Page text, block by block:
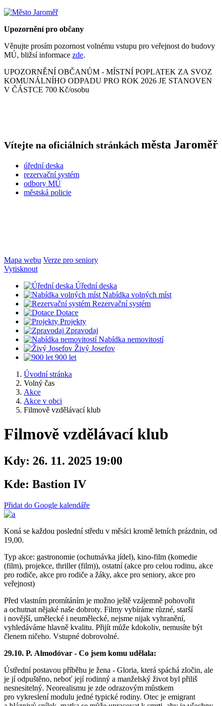
Upozornění pro občany
Věnujte prosím pozornost volnému vstupu pro veřejnost do budovy
MÚ, bližsí informace zde.
UPOZORNĚNÍ OBČANŮM - MÍSTNÍ POPLATEK ZA SVOZ
KOMUNÁLNÍHO ODPADU PRO ROK 2026 JE STANOVEN
V ČÁSTCE 700 Kč/osobu
Vítejte na oficiálních stránkách města Jaroměř
úřední deska
rezervační systém
odbory MÚ
městská policie
Mapa webu Verze pro seniory
Vytisknout
Úřední deska
Nabídka volných míst
Rezervační systém
Dotace
Projekty
Zpravodaj
Nabídka nemovitostí
Živý Josefov
900 let
Úvodní stránka
Volný čas
Akce
Akce v obci
Filmově vzdělávací klub
Filmově vzdělávací klub
Kdy: 26. 11. 2025 19:00
Kde: Bastion IV
Přidat do Google kalendáře
Koná se každou poslední středu v měsíci kromě letních prázdnin, od
19,00.
Typ akce: gastronomie (ochutnávka jídel), kino-film (komedie
(film), projekce, thriller (film)), ostatní (akce pro celou rodinu, akce
pro rodiče, akce pro rodiče a žáky, akce pro seniory, akce pro
veřejnost)
Před vlastním promítáním je možno ještě vzájemně pohovořit
a ochutnat nějaké naše dobroty. Filmy vybíráme různé, starší
i novější, umělecké i neumělecké, nejsme nijak vyhranění,
vyhledáváme hlavně kvalitu. Přijít může kdokoliv, nemusíte být
členem ničeho. Vstupné dobrovolné.
29.10. P. Almodóvar - Co jsem komu udělala:
Ústřední postavou příběhu je žena - Gloria, která spáchá zločin, ale
je jí odpuštěno, neboť její rodinný a manželský život byl přiliš
nesnesitelný. Neorealismu je zde odrazovým můstkem
pro vykreslení modulu jedné typické rodiny. Otec je emigrant